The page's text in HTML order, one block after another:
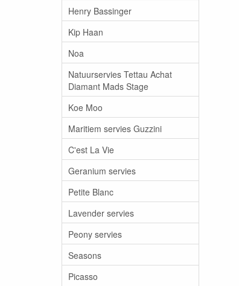
Henry Bassinger
Kip Haan
Noa
Natuurservies Tettau Achat
Diamant Mads Stage
Koe Moo
Maritiem servies Guzzini
C'est La Vie
Geranium servies
Petite Blanc
Lavender servies
Peony servies
Seasons
Picasso